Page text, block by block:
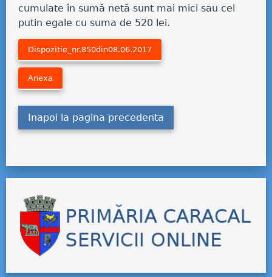
cumulate în sumă netă sunt mai mici sau cel
putin egale cu suma de 520 lei.
Dispozitie_nr.850din08.06.2017
Anexa
Inapoi la pagina precedenta